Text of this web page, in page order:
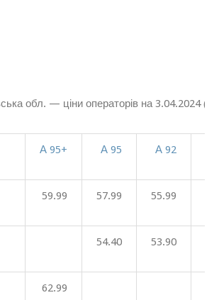
обл. — ціни операторів на 3.04.2024
А 95+ А 95 А 92
59.99 57.99 55.99
54.40 53.90
62.99